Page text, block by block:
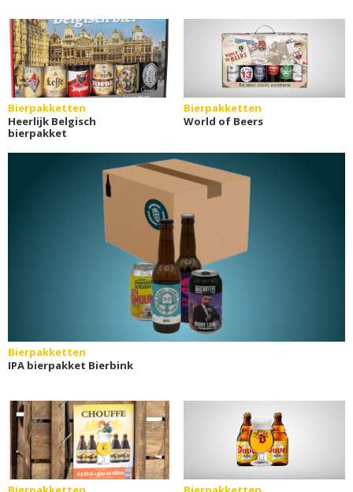
Bierpakketten
Heerlijk Belgisch
bierpakket
Bierpakketten
World of Beers
Bierpakketten
IPA bierpakket Bierbink